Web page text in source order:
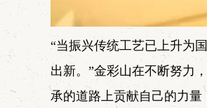
“当振兴传统工艺已上升为
出新。”金彩山在不断努力
承的道路上贡献自己的力量